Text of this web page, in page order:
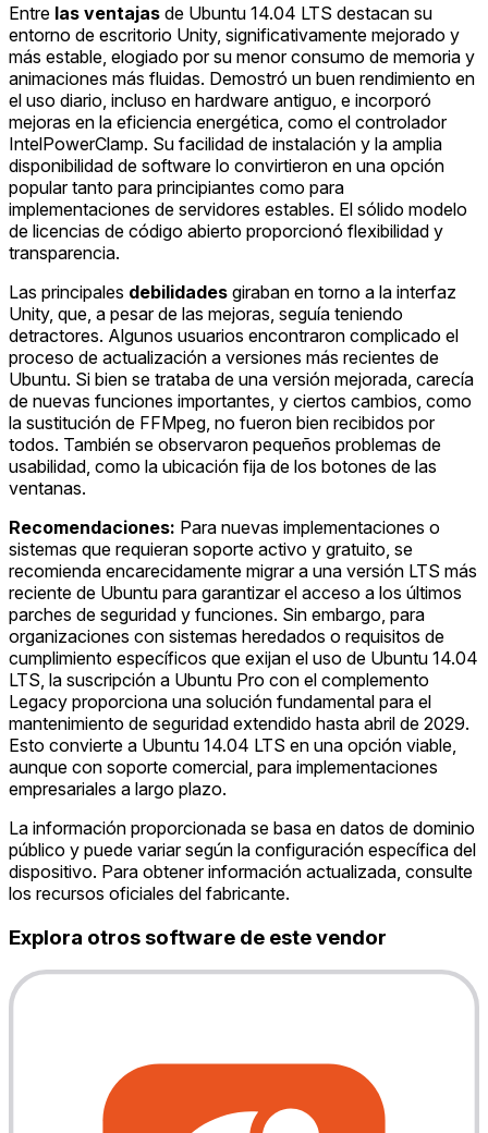
Entre las ventajas de Ubuntu 14.04 LTS destacan su
entorno de escritorio Unity, significativamente mejorado y
más estable, elogiado por su menor consumo de memoria y
animaciones más fluidas. Demostró un buen rendimiento en
el uso diario, incluso en hardware antiguo, e incorporó
mejoras en la eficiencia energética, como el controlador
IntelPowerClamp. Su facilidad de instalación y la amplia
disponibilidad de software lo convirtieron en una opción
popular tanto para principiantes como para
implementaciones de servidores estables. El sólido modelo
de licencias de código abierto proporcionó flexibilidad y
transparencia.
Las principales debilidades giraban en torno a la interfaz
Unity, que, a pesar de las mejoras, seguía teniendo
detractores. Algunos usuarios encontraron complicado el
proceso de actualización a versiones más recientes de
Ubuntu. Si bien se trataba de una versión mejorada, carecía
de nuevas funciones importantes, y ciertos cambios, como
la sustitución de FFMpeg, no fueron bien recibidos por
todos. También se observaron pequeños problemas de
usabilidad, como la ubicación fija de los botones de las
ventanas.
Recomendaciones: Para nuevas implementaciones o
sistemas que requieran soporte activo y gratuito, se
recomienda encarecidamente migrar a una versión LTS más
reciente de Ubuntu para garantizar el acceso a los últimos
parches de seguridad y funciones. Sin embargo, para
organizaciones con sistemas heredados o requisitos de
cumplimiento específicos que exijan el uso de Ubuntu 14.04
LTS, la suscripción a Ubuntu Pro con el complemento
Legacy proporciona una solución fundamental para el
mantenimiento de seguridad extendido hasta abril de 2029.
Esto convierte a Ubuntu 14.04 LTS en una opción viable,
aunque con soporte comercial, para implementaciones
empresariales a largo plazo.
La información proporcionada se basa en datos de dominio
público y puede variar según la configuración específica del
dispositivo. Para obtener información actualizada, consulte
los recursos oficiales del fabricante.
Explora otros software de este vendor